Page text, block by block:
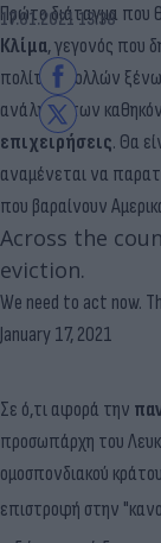
17.01.2021 13:38
Πρώτο διάταγμα που
Κλίμα, γεγονός που
πολίτες πολλών
ανάληψη των
επιχειρήσεις. Θα
αναμένεται να
που βαραίνουν
Across the
eviction.
We need to act now.
January 17, 2021
Σε ό,τι αφορά την
προσωπάρχη του
ομοσπονδιακού
επιστροφή στην